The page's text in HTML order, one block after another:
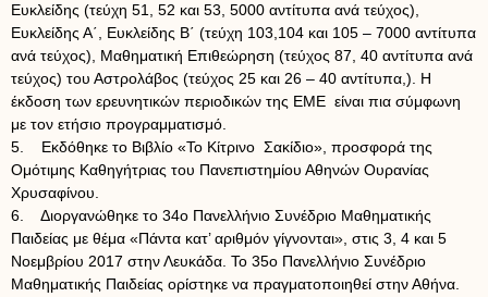
Ευκλείδης (τεύχη 51, 52 και 53, 5000 αντίτυπα ανά τεύχος),
Ευκλείδης Α΄, Ευκλείδης Β΄ (τεύχη 103,104 και 105 – 7000 αντίτυπα
ανά τεύχος), Μαθηματική Επιθεώρηση (τεύχος 87, 40 αντίτυπα ανά
τεύχος) του Αστρολάβος (τεύχος 25 και 26 – 40 αντίτυπα,). Η
έκδοση των ερευνητικών περιοδικών της ΕΜΕ είναι πια σύμφωνη
με τον ετήσιο προγραμματισμό.
5. Εκδόθηκε το Βιβλίο «Το Κίτρινο Σακίδιο», προσφορά της
Ομότιμης Καθηγήτριας του Πανεπιστημίου Αθηνών Ουρανίας
Χρυσαφίνου.
6. Διοργανώθηκε το 34ο Πανελλήνιο Συνέδριο Μαθηματικής
Παιδείας με θέμα «Πάντα κατ’ αριθμόν γίγνονται», στις 3, 4 και 5
Νοεμβρίου 2017 στην Λευκάδα. Το 35ο Πανελλήνιο Συνέδριο
Μαθηματικής Παιδείας ορίστηκε να πραγματοποιηθεί στην Αθήνα.